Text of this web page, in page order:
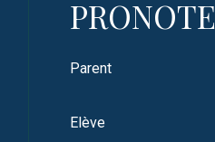
PRONOTE
Parent
Elève